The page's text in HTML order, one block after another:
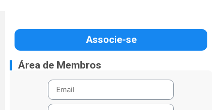
Associe-se
Área de Membros